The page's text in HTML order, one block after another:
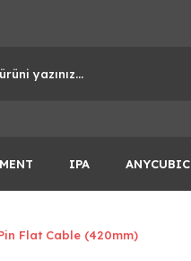
IPA ANYCUBIC
Flat Cable (420mm)